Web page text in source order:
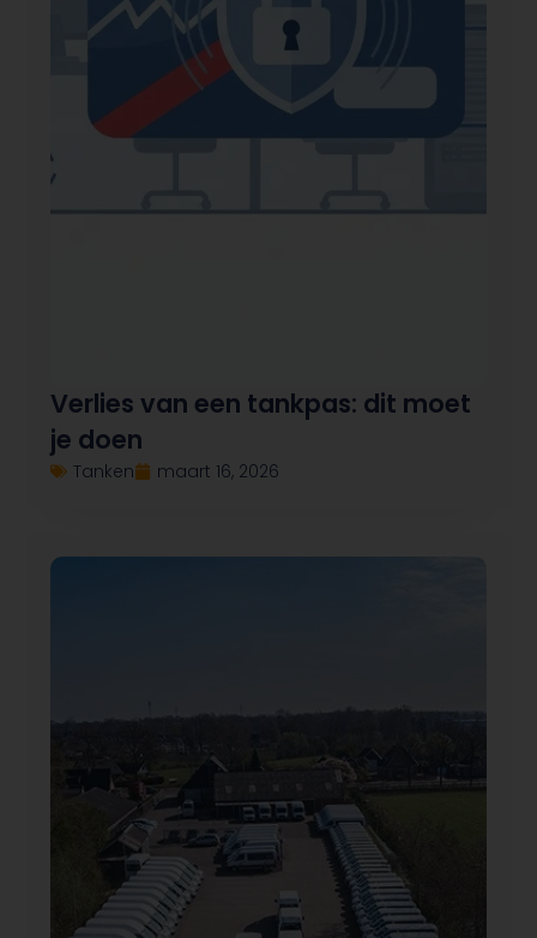
Verlies van een tankpas: dit moet
je doen
Tanken maart 16, 2026